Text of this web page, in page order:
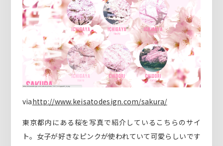
viahttp://www.keisatodesign.com/sakura/
東京都内にある桜を写真で紹介しているこちらのサイ
ト。女子が好きなピンクが使われていて可愛らしいです